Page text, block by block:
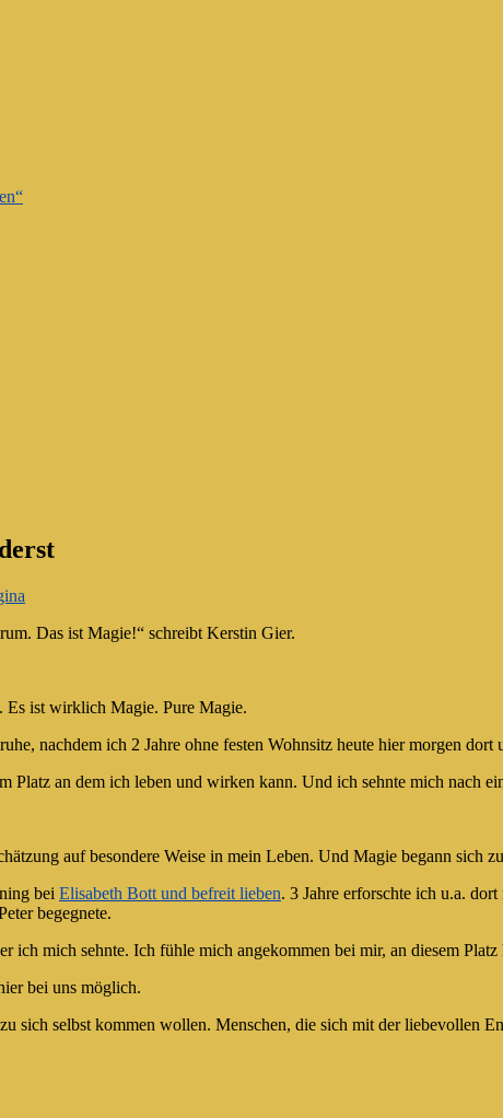
Das ist Magie!“ schreibt Kerstin Gier.
Es ist wirklich Magie. Pure Magie.
nachdem ich 2 Jahre ohne festen Wohnsitz heute hier morgen dort
Platz an dem ich leben und wirken kann. Und ich sehnte mich nach
auf besondere Weise in mein Leben. Und Magie begann sich
bei Elisabeth Bott und befreit lieben. 3 Jahre erforschte ich u.a.
begegnete.
ich mich sehnte. Ich fühle mich angekommen bei mir, an diesem Platz
bei uns möglich.
sich selbst kommen wollen. Menschen, die sich mit der liebevollen